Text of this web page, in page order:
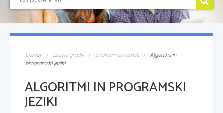
Domov Zbirka gradiv Strokovni predmeti
Algoritmi in
programski jeziki
ALGORITMI IN PROGRAMSKI
JEZIKI